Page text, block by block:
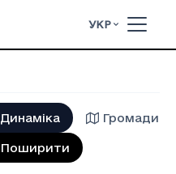
УКР
Динаміка Громади
Поширити